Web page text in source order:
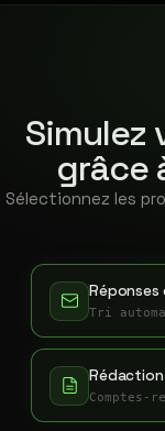
Simulez
grâce
Sélectionnez les
Réponses
Tri